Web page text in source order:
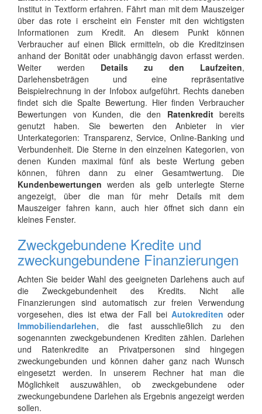
Institut in Textform erfahren. Fährt man mit dem Mauszeiger
über das rote i erscheint ein Fenster mit den wichtigsten
Informationen zum Kredit. An diesem Punkt können
Verbraucher auf einen Blick ermitteln, ob die Kreditzinsen
anhand der Bonität oder unabhängig davon erfasst werden.
Weiter werden Details zu den Laufzeiten,
Darlehensbeträgen und eine repräsentative
Beispielrechnung in der Infobox aufgeführt. Rechts daneben
findet sich die Spalte Bewertung. Hier finden Verbraucher
Bewertungen von Kunden, die den Ratenkreditbereits
genutzt haben. Sie bewerten den Anbieter in vier
Unterkategorien: Transparenz, Service, Online-Banking und
Verbundenheit. Die Sterne in den einzelnen Kategorien, von
denen Kunden maximal fünf als beste Wertung geben
können, führen dann zu einer Gesamtwertung. Die
Kundenbewertungen werden als gelb unterlegte Sterne
angezeigt, über die man für mehr Details mit dem
Mauszeiger fahren kann, auch hier öffnet sich dann ein
kleines Fenster.
Zweckgebundene Kredite und
zweckungebundene Finanzierungen
Achten Sie beider Wahl des geeigneten Darlehens auch auf
die Zweckgebundenheit des Kredits. Nicht alle
Finanzierungen sind automatisch zur freien Verwendung
vorgesehen, dies ist etwa der Fall bei Autokrediten oder
Immobiliendarlehen, die fast ausschließlich zu den
sogenannten zweckgebundenen Krediten zählen. Darlehen
und Ratenkredite an Privatpersonen sind hingegen
zweckungebunden und können daher ganz nach Wunsch
eingesetzt werden. In unserem Rechner hat man die
Möglichkeit auszuwählen, ob zweckgebundene oder
zweckungebundene Darlehen als Ergebnis angezeigt werden
sollen.